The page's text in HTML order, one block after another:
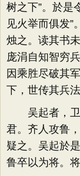
树之下”。於是
见火举而俱发”
烛之。读其书
庞涓自知智穷
因乘胜尽破其
下，世传其兵法
吴起者，卫
君。齐人攻鲁
疑之。吴起於
鲁卒以为将。